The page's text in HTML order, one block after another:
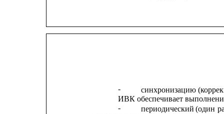
-
синхронизацию
ИВК обеспечивает
-
периодический (один